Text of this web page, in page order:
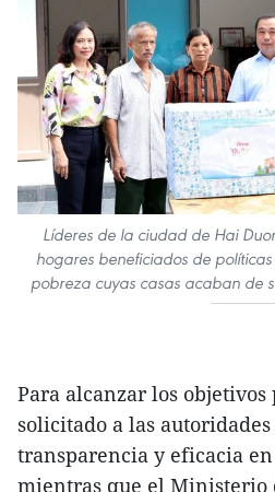
Líderes de la ciudad de Hai
hogares beneficiados de
pobreza cuyas casas acaban de
Para alcanzar los objetivos
solicitado a las
transparencia y eficacia
mientras que el Ministerio